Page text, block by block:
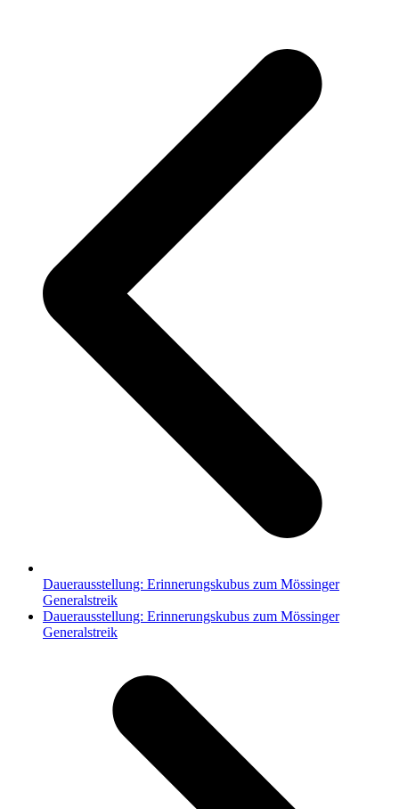
Dauerausstellung: Erinnerungskubus zum Mössinger
Generalstreik
Nächster
Beitrag:
Dauerausstellung: Erinnerungskubus zum Mössinger
Generalstreik